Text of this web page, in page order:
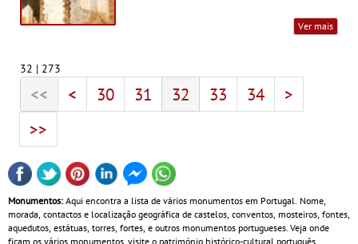
Ver mais
32 | 273
<< < 30 31 32 33 34
>
>>
Monumentos: Aqui encontra a lista de vários monumentos em Portugal. Nome,
morada, contactos e localização geográfica de castelos, conventos, mosteiros, fontes,
aquedutos, estátuas, torres, fortes, e outros monumentos portugueses. Veja onde
ficam os vários monumentos, visite o património histórico-cultural português.